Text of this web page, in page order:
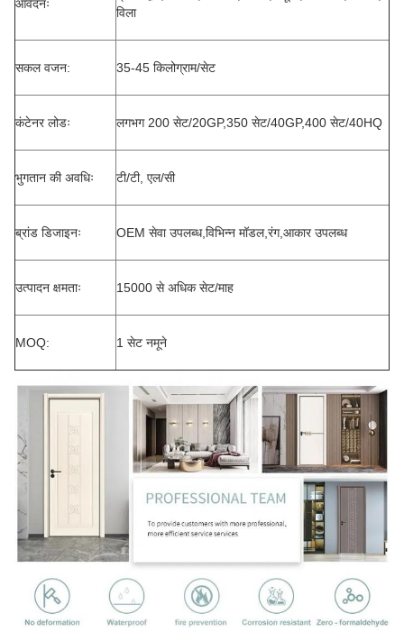
आवेदनः
विला
सकल वजन: 35-45 किलोग्राम/सेट
कंटेनर लोडः लगभग 200 सेट/20GP,350 सेट/40GP,400 सेट/40HQ
भुगतान की अवधिः टी/टी, एल/सी
ब्रांड डिजाइनः OEM सेवा उपलब्ध,विभिन्न मॉडल,रंग,आकार उपलब्ध
उत्पादन क्षमताः 15000 से अधिक सेट/माह
MOQ: 1 सेट नमूने